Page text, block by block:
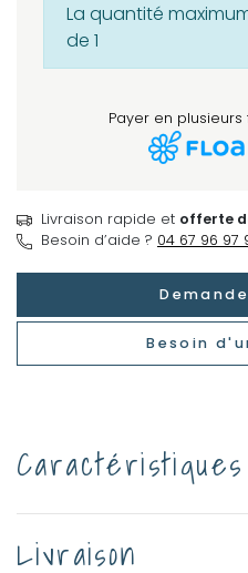
La quantité
de 1
Payer en
Livraison rapide et offerte
Besoin d’aide ? 04 67 96 97
Besoin
Caractéristiques
Livraison